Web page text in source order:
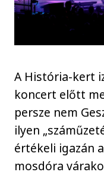
A História-kert
koncert előtt
persze nem
ilyen
értékeli igazán
mosdóra